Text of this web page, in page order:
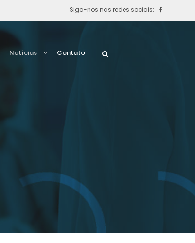
Siga-nos nas redes sociais:
Notícias Contato